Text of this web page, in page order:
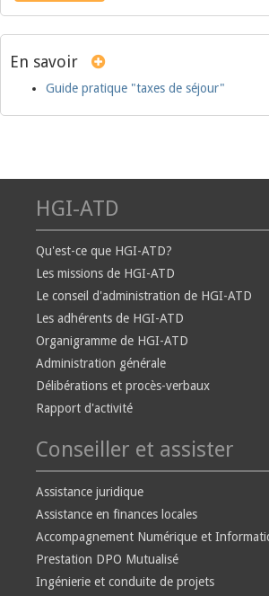
En savoir
Guide pratique "taxes de séjour"
HGI-ATD
Qu'est-ce que HGI-ATD?
Les missions de HGI-ATD
Le conseil d'administration de HGI-ATD
Les adhérents de HGI-ATD
Organigramme de HGI-ATD
Administration générale
Délibérations et procès-verbaux
Rapport d'activité
Conseiller et assister
Assistance juridique
Assistance en finances locales
Accompagnement Numérique et
Prestation DPO Mutualisé
Ingénierie et conduite de projets